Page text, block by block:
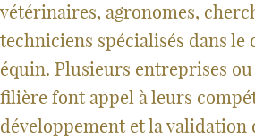
vétérinaires, agronomes,
techniciens spécialisés dans le
équin. Plusieurs entreprises
filière font appel à leurs
développement et la validation